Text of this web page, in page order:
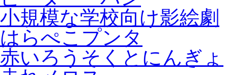
小規模な学校向け影絵劇
はらぺこプンタ
赤いろうそくとにんぎょ